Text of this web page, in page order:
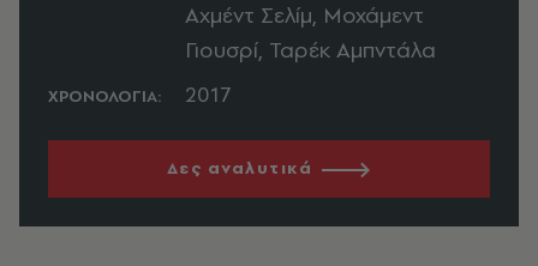
Αχμέντ Σελίμ, Μοχάμεντ
Γιουσρί, Ταρέκ Αμπντάλα
ΧΡΟΝΟΛΟΓΙΑ: 2017
Δες αναλυτικά